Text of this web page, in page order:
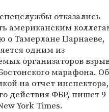
отказались
американским
Тамерлане Царнаеве,
одним из
организаторов
марафона. Об
на отчет инспектора,
действия ФБР, пишет 9
York Times.